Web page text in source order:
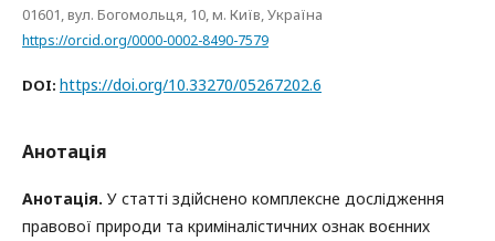
01601, вул. Богомольця, 10, м. Київ, Україна
https://orcid.org/0000-0002-8490-7579
DOI: https://doi.org/10.33270/05267202.6
Анотація
Анотація. У статті здійснено комплексне дослідження
правової природи та криміналістичних ознак воєнних